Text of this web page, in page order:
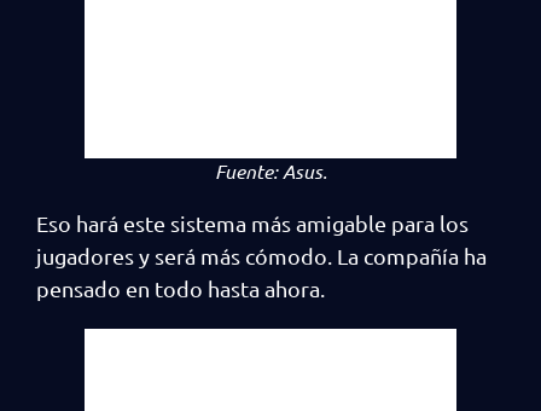
Fuente:Asus.
Eso hará este sistema más amigable para los
jugadores y será más cómodo. La compañía ha
pensado en todo hasta ahora.